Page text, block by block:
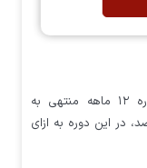
شرکت تولیدی فولاد سپید فراب کویر در دوره ۱۲ ماهه منتهی به
ضمن ثبت افزایش سرمایه ۲۱ درصد، در این دوره به ازای